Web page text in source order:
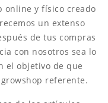
online y físico creado
un extenso
de tus compras
con nosotros sea lo
el objetivo de que
referente.